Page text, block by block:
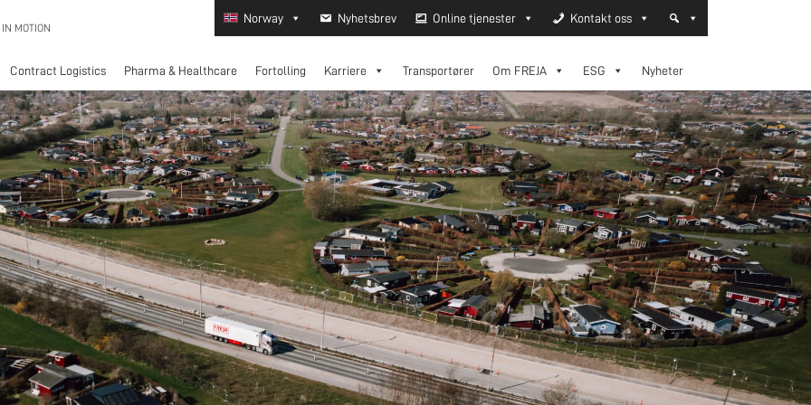
MOTION
Norway Nyhetsbrev Online tjenester Kontakt oss
Contract Logistics Pharma & Healthcare Fortolling Karriere Transportører Om FREJA ESG Nyheter